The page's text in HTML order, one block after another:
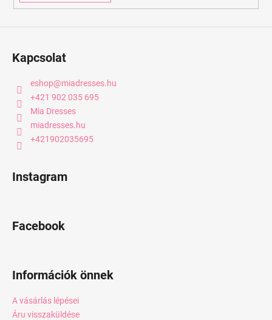
Kapcsolat
eshop@miadresses.hu
+421 902 035 695
Mia Dresses
miadresses.hu
+421902035695
Instagram
Facebook
Információk önnek
A vásárlás lépései
Áru visszaküldése